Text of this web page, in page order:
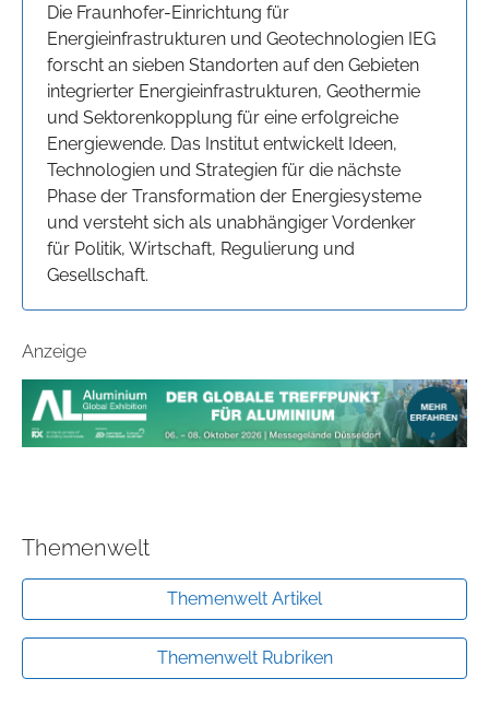
Die Fraunhofer-Einrichtung für
Energieinfrastrukturen und Geotechnologien IEG
forscht an sieben Standorten auf den Gebieten
integrierter Energieinfrastrukturen, Geothermie
und Sektorenkopplung für eine erfolgreiche
Energiewende. Das Institut entwickelt Ideen,
Technologien und Strategien für die nächste
Phase der Transformation der Energiesysteme
und versteht sich als unabhängiger Vordenker
für Politik, Wirtschaft, Regulierung und
Gesellschaft.
Anzeige
Themenwelt
Themenwelt Artikel
Themenwelt Rubriken